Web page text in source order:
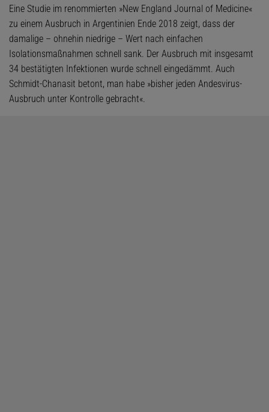
Eine Studie im renommierten »New England Journal of Medicine«
zu einem Ausbruch in Argentinien Ende 2018 zeigt, dass der
damalige – ohnehin niedrige – Wert nach einfachen
Isolationsmaßnahmen schnell sank. Der Ausbruch mit insgesamt
34 bestätigten Infektionen wurde schnell eingedämmt. Auch
Schmidt-Chanasit betont, man habe »bisher jeden Andesvirus-
Ausbruch unter Kontrolle gebracht«.